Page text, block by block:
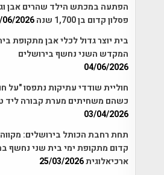
הפתעה במכתש הילד שהרים אבן
פסלון קדום בן 1,700 שנה
06/2026
בית יוצר גדול לכלי אבן מתקופת
המקדש השני נחשף בירושלים
04/06/2026
חוליית שודדי עתיקות נתפסו "על
כשהם משחיתים מערת קבורה ליד
03/04/2026
תחת רחבת הכותל בירושלים:
קדום מתקופת ימי בית שני נחשף
ארכיאלוגית25/03/2026